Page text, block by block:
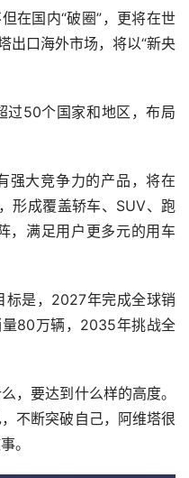
在国内“破圈”，更将在世
出口海外市场，将以“新央
过50个国家和地区，布局
强大竞争力的产品，将在
形成覆盖轿车、SUV、跑
，满足用户更多元的用车
标是，2027年完成全球销
80万辆，2035年挑战全
，要达到什么样的高度。
不断突破自己，阿维塔很
。